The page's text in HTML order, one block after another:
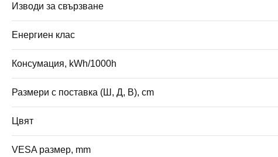
Изводи за свързване
Енергиен клас
Консумация, kWh/1000h
Размери с поставка (Ш, Д, В), cm
Цвят
VESA размер, mm